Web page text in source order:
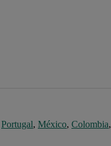
Portugal, México, Colombia,